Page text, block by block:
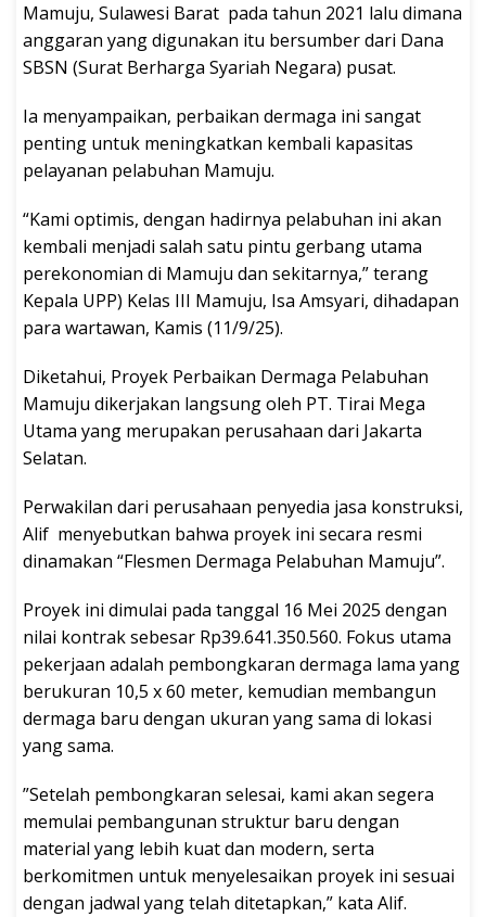
Mamuju, Sulawesi Barat pada tahun 2021 lalu dimana
anggaran yang digunakan itu bersumber dari Dana
SBSN (Surat Berharga Syariah Negara) pusat.
Ia menyampaikan, perbaikan dermaga ini sangat
penting untuk meningkatkan kembali kapasitas
pelayanan pelabuhan Mamuju.
“Kami optimis, dengan hadirnya pelabuhan ini akan
kembali menjadi salah satu pintu gerbang utama
perekonomian di Mamuju dan sekitarnya,” terang
Kepala UPP) Kelas III Mamuju, Isa Amsyari, dihadapan
para wartawan, Kamis (11/9/25).
Diketahui, Proyek Perbaikan Dermaga Pelabuhan
Mamuju dikerjakan langsung oleh PT. Tirai Mega
Utama yang merupakan perusahaan dari Jakarta
Selatan.
Perwakilan dari perusahaan penyedia jasa konstruksi,
Alif menyebutkan bahwa proyek ini secara resmi
dinamakan “Flesmen Dermaga Pelabuhan Mamuju”.
Proyek ini dimulai pada tanggal 16 Mei 2025 dengan
nilai kontrak sebesar Rp39.641.350.560. Fokus utama
pekerjaan adalah pembongkaran dermaga lama yang
berukuran 10,5 x 60 meter, kemudian membangun
dermaga baru dengan ukuran yang sama di lokasi
yang sama.
”Setelah pembongkaran selesai, kami akan segera
memulai pembangunan struktur baru dengan
material yang lebih kuat dan modern, serta
berkomitmen untuk menyelesaikan proyek ini sesuai
dengan jadwal yang telah ditetapkan,” kata Alif.